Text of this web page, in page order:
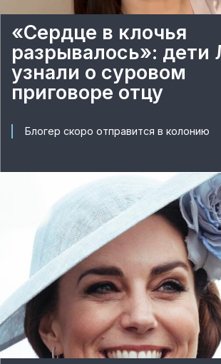
«Сердце в клочья
разрывалось»: дети
узнали о суровом
приговоре отцу
Блогер скоро отправится в колонию